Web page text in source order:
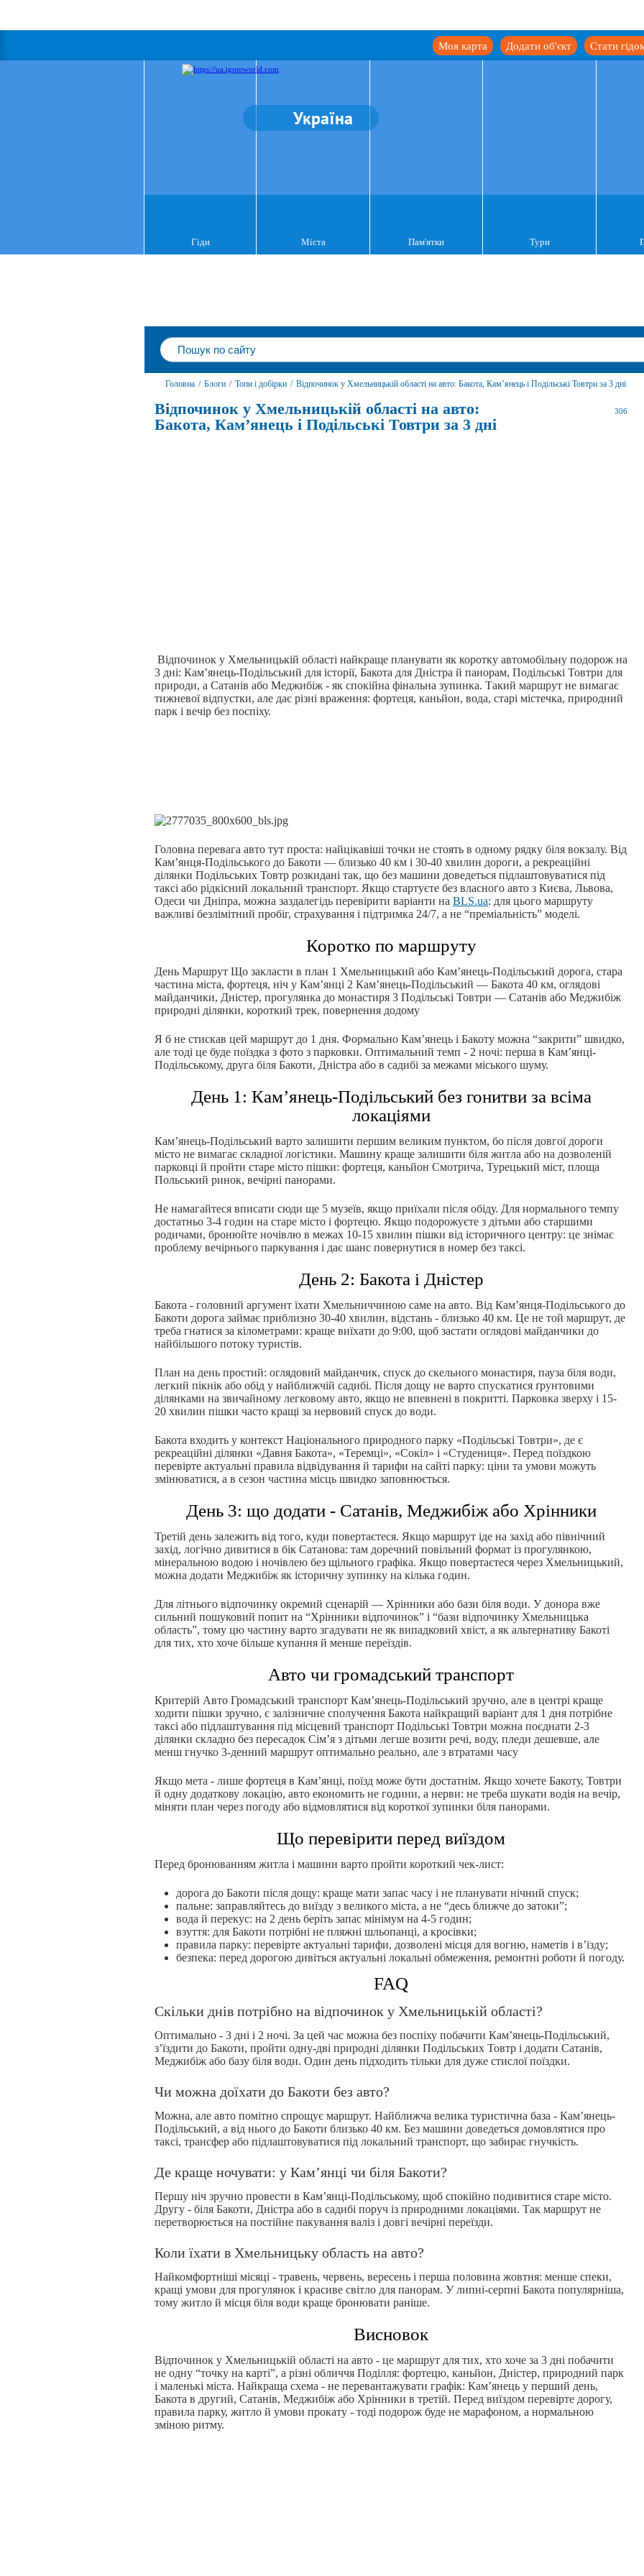
Стати
Додати об'єкт
Моя карта
Україна
Гіди Міста Пам'ятки Тури
Головна / Блоги / Топи і добірки / Відпочинок у Хмельницькій області на авто: Бакота, Кам’янець і Подільські Товтри за 3 дні
Відпочинок у Хмельницькій області на авто:
Бакота, Кам’янець і Подільські Товтри за 3 дні
306
Відпочинок у Хмельницькій області найкраще планувати як коротку автомобільну подорож на
3 дні: Кам’янець-Подільський для історії, Бакота для Дністра й панорам, Подільські Товтри для
природи, а Сатанів або Меджибіж - як спокійна фінальна зупинка. Такий маршрут не вимагає
тижневої відпустки, але дає різні враження: фортеця, каньйон, вода, старі містечка, природний
парк і вечір без поспіху.
Головна перевага авто тут проста: найцікавіші точки не стоять в одному рядку біля вокзалу. Від
Кам’янця-Подільського до Бакоти — близько 40 км і 30-40 хвилин дороги, а рекреаційні
ділянки Подільських Товтр розкидані так, що без машини доведеться підлаштовуватися під
таксі або рідкісний локальний транспорт. Якщо стартуєте без власного авто з Києва, Львова,
Одеси чи Дніпра, можна заздалегідь перевірити варіанти на BLS.ua: для цього маршруту
важливі безлімітний пробіг, страхування і підтримка 24/7, а не “преміальність” моделі.
Коротко по маршруту
День Маршрут Що закласти в план 1 Хмельницький або Кам’янець-Подільський дорога, стара
частина міста, фортеця, ніч у Кам’янці 2 Кам’янець-Подільський — Бакота 40 км, оглядові
майданчики, Дністер, прогулянка до монастиря 3 Подільські Товтри — Сатанів або Меджибіж
природні ділянки, короткий трек, повернення додому
Я б не стискав цей маршрут до 1 дня. Формально Кам’янець і Бакоту можна “закрити” швидко,
але тоді це буде поїздка з фото з парковки. Оптимальний темп - 2 ночі: перша в Кам’янці-
Подільському, друга біля Бакоти, Дністра або в садибі за межами міського шуму.
День 1: Кам’янець-Подільський без гонитви за всіма
локаціями
Кам’янець-Подільський варто залишити першим великим пунктом, бо після довгої дороги
місто не вимагає складної логістики. Машину краще залишити біля житла або на дозволеній
парковці й пройти старе місто пішки: фортеця, каньйон Смотрича, Турецький міст, площа
Польський ринок, вечірні панорами.
Не намагайтеся вписати сюди ще 5 музеїв, якщо приїхали після обіду. Для нормального темпу
достатньо 3-4 годин на старе місто і фортецю. Якщо подорожуєте з дітьми або старшими
родичами, бронюйте ночівлю в межах 10-15 хвилин пішки від історичного центру: це знімає
проблему вечірнього паркування і дає шанс повернутися в номер без таксі.
День 2: Бакота і Дністер
Бакота - головний аргумент їхати Хмельниччиною саме на авто. Від Кам’янця-Подільського до
Бакоти дорога займає приблизно 30-40 хвилин, відстань - близько 40 км. Це не той маршрут, де
треба гнатися за кілометрами: краще виїхати до 9:00, щоб застати оглядові майданчики до
найбільшого потоку туристів.
План на день простий: оглядовий майданчик, спуск до скельного монастиря, пауза біля води,
легкий пікнік або обід у найближчій садибі. Після дощу не варто спускатися ґрунтовими
ділянками на звичайному легковому авто, якщо не впевнені в покритті. Парковка зверху і 15-
20 хвилин пішки часто кращі за нервовий спуск до води.
Бакота входить у контекст Національного природного парку «Подільські Товтри», де є
рекреаційні ділянки «Давня Бакота», «Теремці», «Сокіл» і «Студениця». Перед поїздкою
перевірте актуальні правила відвідування й тарифи на сайті парку: ціни та умови можуть
змінюватися, а в сезон частина місць швидко заповнюється.
День 3: що додати - Сатанів, Меджибіж або Хрінники
Третій день залежить від того, куди повертаєтеся. Якщо маршрут іде на захід або північний
захід, логічно дивитися в бік Сатанова: там доречний повільний формат із прогулянкою,
мінеральною водою і ночівлею без щільного графіка. Якщо повертаєтеся через Хмельницький,
можна додати Меджибіж як історичну зупинку на кілька годин.
Для літнього відпочинку окремий сценарій — Хрінники або бази біля води. У донора вже
сильний пошуковий попит на “Хрінники відпочинок” і “бази відпочинку Хмельницька
область”, тому цю частину варто згадувати не як випадковий хвіст, а як альтернативу Бакоті
для тих, хто хоче більше купання й менше переїздів.
Авто чи громадський транспорт
Критерій Авто Громадський транспорт Кам’янець-Подільський зручно, але в центрі краще
ходити пішки зручно, є залізничне сполучення Бакота найкращий варіант для 1 дня потрібне
таксі або підлаштування під місцевий транспорт Подільські Товтри можна поєднати 2-3
ділянки складно без пересадок Сім’я з дітьми легше возити речі, воду, пледи дешевше, але
менш гнучко 3-денний маршрут оптимально реально, але з втратами часу
Якщо мета - лише фортеця в Кам’янці, поїзд може бути достатнім. Якщо хочете Бакоту, Товтри
й одну додаткову локацію, авто економить не години, а нерви: не треба шукати водія на вечір,
міняти план через погоду або відмовлятися від короткої зупинки біля панорами.
Що перевірити перед виїздом
Перед бронюванням житла і машини варто пройти короткий чек-лист:
дорога до Бакоти після дощу: краще мати запас часу і не планувати нічний спуск;
пальне: заправляйтесь до виїзду з великого міста, а не “десь ближче до затоки”;
вода й перекус: на 2 день беріть запас мінімум на 4-5 годин;
взуття: для Бакоти потрібні не пляжні шльопанці, а кросівки;
правила парку: перевірте актуальні тарифи, дозволені місця для вогню, наметів і в’їзду;
безпека: перед дорогою дивіться актуальні локальні обмеження, ремонтні роботи й погоду.
FAQ
Скільки днів потрібно на відпочинок у Хмельницькій області?
Оптимально - 3 дні і 2 ночі. За цей час можна без поспіху побачити Кам’янець-Подільський,
з’їздити до Бакоти, пройти одну-дві природні ділянки Подільських Товтр і додати Сатанів,
Меджибіж або базу біля води. Один день підходить тільки для дуже стислої поїздки.
Чи можна доїхати до Бакоти без авто?
Можна, але авто помітно спрощує маршрут. Найближча велика туристична база - Кам’янець-
Подільський, а від нього до Бакоти близько 40 км. Без машини доведеться домовлятися про
таксі, трансфер або підлаштовуватися під локальний транспорт, що забирає гнучкість.
Де краще ночувати: у Кам’янці чи біля Бакоти?
Першу ніч зручно провести в Кам’янці-Подільському, щоб спокійно подивитися старе місто.
Другу - біля Бакоти, Дністра або в садибі поруч із природними локаціями. Так маршрут не
перетворюється на постійне пакування валіз і довгі вечірні переїзди.
Коли їхати в Хмельницьку область на авто?
Найкомфортніші місяці - травень, червень, вересень і перша половина жовтня: менше спеки,
кращі умови для прогулянок і красиве світло для панорам. У липні-серпні Бакота популярніша,
тому житло й місця біля води краще бронювати раніше.
Висновок
Відпочинок у Хмельницькій області на авто - це маршрут для тих, хто хоче за 3 дні побачити
не одну “точку на карті”, а різні обличчя Поділля: фортецю, каньйон, Дністер, природний парк
і маленькі міста. Найкраща схема - не перевантажувати графік: Кам’янець у перший день,
Бакота в другий, Сатанів, Меджибіж або Хрінники в третій. Перед виїздом перевірте дорогу,
правила парку, житло й умови прокату - тоді подорож буде не марафоном, а нормальною
зміною ритму.